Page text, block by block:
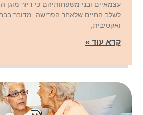
עצמאיים ובני משפחותיהם כי דיור מוגן
לשלב החיים שלאחר הפרישה. מדובר
ואקטיבית,
קרא עוד »